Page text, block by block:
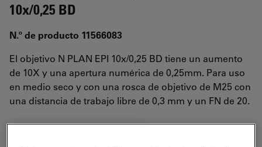
10x/0,25 BD
N.º de producto 11566083
El objetivo N PLAN EPI 10x/0,25 BD tiene un aumento
de 10X y una apertura numérica de 0,25mm. Para uso
en medio seco y con una rosca de objetivo de M25 con
una distancia de trabajo libre de 0,3 mm y un FN de 20.